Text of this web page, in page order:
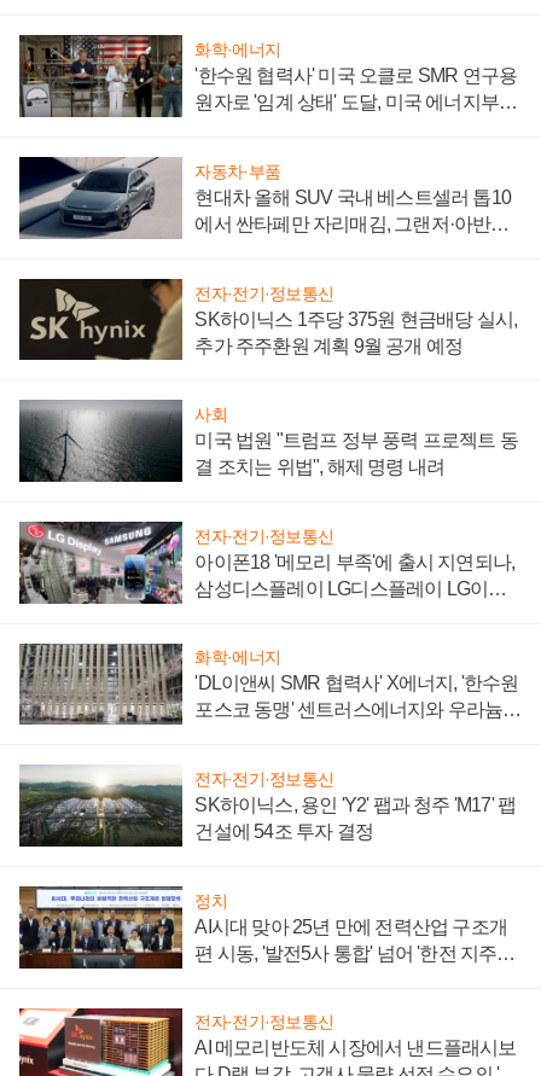
화학·에너지
'한수원 협력사' 미국 오클로 SMR 연구용
원자로 '임계 상태' 도달, 미국 에너지부
자동차·부품
현대차 올해 SUV 국내 베스트셀러 톱10
에서 싼타페만 자리매김, 그랜저·아반떼
전자·전기·정보통신
SK하이닉스 1주당 375원 현금배당 실시,
추가 주주환원 계획 9월 공개 예정
사회
미국 법원 "트럼프 정부 풍력 프로젝트 동
결 조치는 위법", 해제 명령 내려
전자·전기·정보통신
아이폰18 '메모리 부족'에 출시 지연되나,
삼성디스플레이 LG디스플레이 LG이노
화학·에너지
'DL이앤씨 SMR 협력사' X에너지, '한수원
포스코 동맹' 센트러스에너지와 우라늄
전자·전기·정보통신
SK하이닉스, 용인 'Y2' 팹과 청주 'M17' 팹
건설에 54조 투자 결정
정치
AI시대 맞아 25년 만에 전력산업 구조개
편 시동, '발전5사 통합' 넘어 '한전 지주사'
전자·전기·정보통신
AI 메모리반도체 시장에서 낸드플래시보